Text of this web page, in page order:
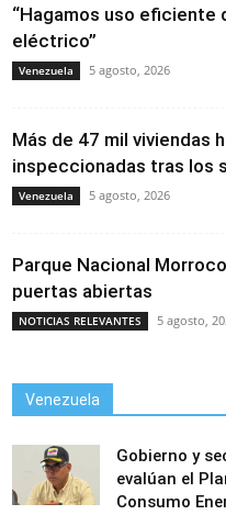
“Hagamos uso eficiente
eléctrico”
Venezuela 5 agosto, 2026
Más de 47 mil viviendas
inspeccionadas tras los
Venezuela 5 agosto, 2026
Parque Nacional
puertas abiertas
NOTICIAS RELEVANTES 5 agosto,
Venezuela
Gobierno y
evalúan el
Consumo